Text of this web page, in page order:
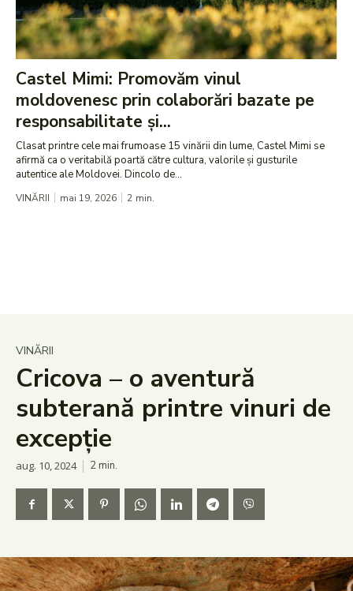
Castel Mimi: Promovăm vinul
moldovenesc prin colaborări bazate pe
responsabilitate și...
Clasat printre cele mai frumoase 15 vinării din lume, Castel Mimi se
afirmă ca o veritabilă poartă către cultura, valorile și gusturile
autentice ale Moldovei. Dincolo de...
VINĂRII mai 19, 2026 2 min.